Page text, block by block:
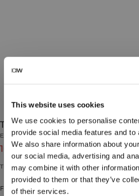
This website uses cookies
We use cookies to personalise
provide social media features and to
We also share information about
our social media, advertising and
may combine it with other
provided to them or that they’ve
of their services.
Training Logo Sock 3-Pack
Essential Collection
104 DKK149 DKK(-30%)
Træningssokker i bomuldsblanding med logo, 3-
Farve: White